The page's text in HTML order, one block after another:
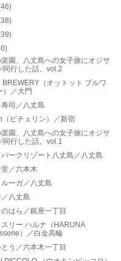
園、八丈島への女子旅にオジサ
同行した話。vol.2
BREWERY（オットット ブルワ
）／大門
司／八丈島
（ビチェリン）／新宿
園、八丈島への女子旅にオジサ
同行した話。vol.1
ークリゾート八丈島／八丈島
／六本木
ーガ／八丈島
八丈島
はら／銀座一丁目
リー ハルナ（HARUNA
）／白金高輪
う／六本木一丁目